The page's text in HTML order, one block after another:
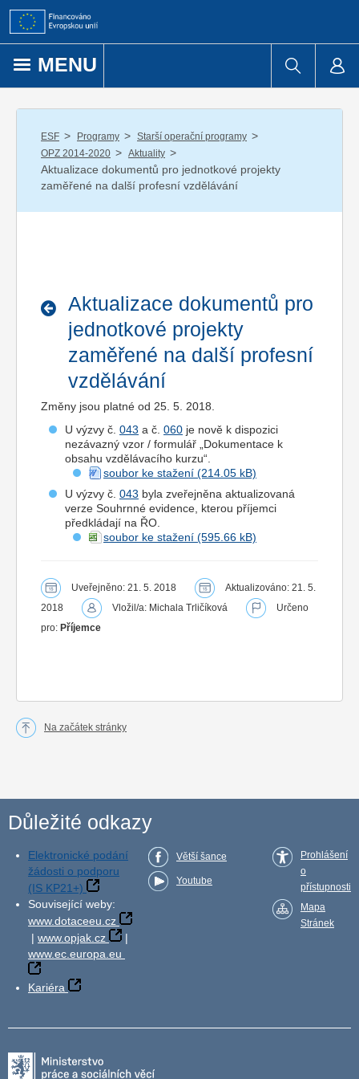
Přejít k obsahu
MENU
ESF / Programy / Starší operační programy /
OPZ 2014-2020 / Aktuality /
Aktualizace dokumentů pro jednotkové projekty
zaměřené na další profesní vzdělávání
Aktualizace dokumentů pro
jednotkové projekty
zaměřené na další profesní
vzdělávání
Změny jsou platné od 25. 5. 2018.
U výzvy č. 043 a č. 060 je nově k dispozici
nezávazný vzor / formulář „Dokumentace k
obsahu vzdělávacího kurzu“.
soubor ke stažení
U výzvy č. 043 byla zveřejněna aktualizovaná
verze Souhrnné evidence, kterou příjemci
předkládají na ŘO.
soubor ke stažení
Uveřejněno: 21. 5. 2018
Aktualizováno: 21. 5.
2018
Vložil/a: Michala Trličíková
Určeno
pro: Příjemce
Na začátek stránky
Důležité odkazy
Elektronické podání
žádosti o podporu
(IS KP21+)
Související weby:
www.dotaceeu.cz
| www.opjak.cz
|
www.ec.europa.eu
Kariéra
Větší šance
Youtube
Prohlášení
o
přístupnosti
Mapa
Stránek